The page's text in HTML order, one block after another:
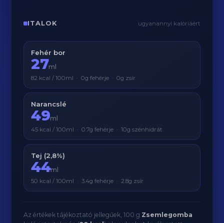
ITALOK ugyanannyi kalóriáért
Fehér bor
27ml
82 kcal / 100ml · 0g fehérje · 0g zsír
Narancslé
49ml
45 kcal / 100ml · 0.7g fehérje · 10g szénhidrát
Tej (2,8%)
44ml
50 kcal / 100ml · 3.4g fehérje · 2.8g zsír
Az értékek tájékoztató jellegűek, 100 g Zsemlegomba